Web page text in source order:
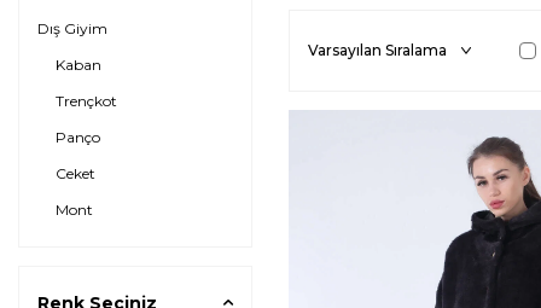
Dış Giyim
Kaban
Trençkot
Panço
Ceket
Mont
Renk Seçiniz